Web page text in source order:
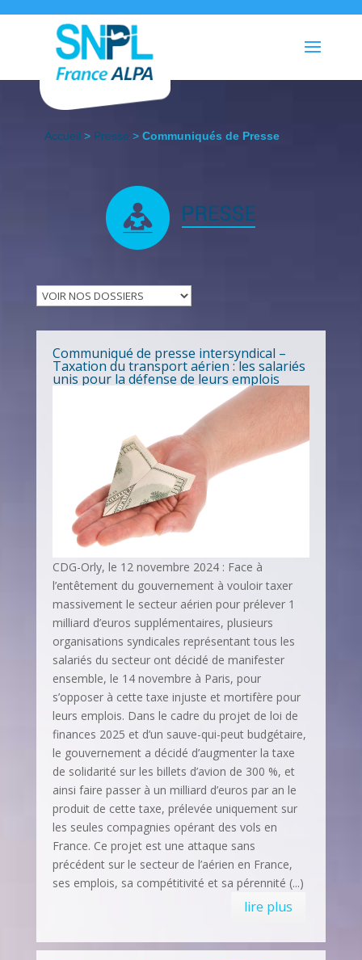
Accueil > Presse > Communiqués de Presse
Communiqué de presse intersyndical –
Taxation du transport aérien : les salariés
unis pour la défense de leurs emplois
CDG-Orly, le 12 novembre 2024 : Face à
l’entêtement du gouvernement à vouloir taxer
massivement le secteur aérien pour prélever 1
milliard d’euros supplémentaires, plusieurs
organisations syndicales représentant tous les
salariés du secteur ont décidé de manifester
ensemble, le 14 novembre à Paris, pour
s’opposer à cette taxe injuste et mortifère pour
leurs emplois. Dans le cadre du projet de loi de
finances 2025 et d’un sauve-qui-peut budgétaire,
le gouvernement a décidé d’augmenter la taxe
de solidarité sur les billets d’avion de 300 %, et
ainsi faire passer à un milliard d’euros par an le
produit de cette taxe, prélevée uniquement sur
les seules compagnies opérant des vols en
France. Ce projet est une attaque sans
précédent sur le secteur de l’aérien en France,
ses emplois, sa compétitivité et sa pérennité (...)
lire plus